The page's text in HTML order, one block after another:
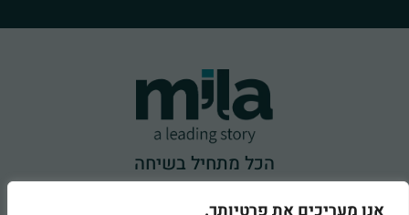
הכל מתחיל בשיחה